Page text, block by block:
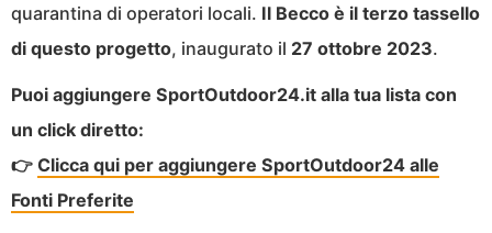
quarantina di operatori locali. Il Becco è il terzo tassello
di questo progetto, inaugurato il 27 ottobre 2023.
Puoi aggiungere SportOutdoor24.it alla tua lista con
un click diretto:
👉 Clicca qui per aggiungere SportOutdoor24 alle
Fonti Preferite